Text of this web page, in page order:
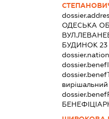
ОДЕСЬКА
БУДИНОК 23